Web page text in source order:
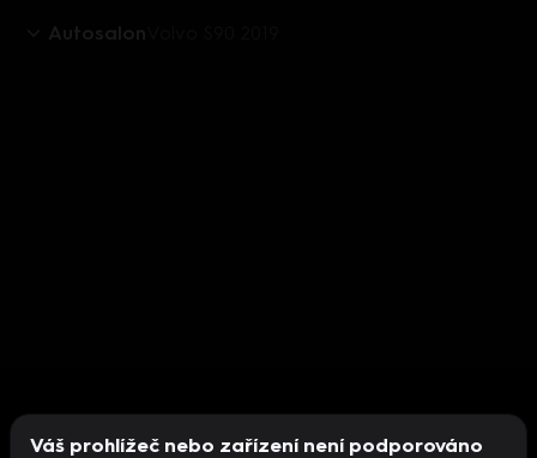
Autosalon
Váš prohlížeč nebo zařízení není podporováno